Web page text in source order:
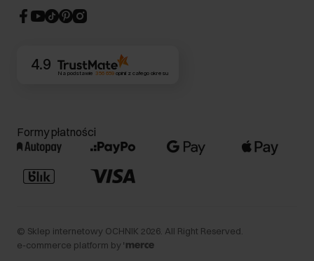
CSR
4.9
Na podstawie 356 659opinii z całego okresu
Formy płatności
© Sklep internetowy OCHNIK 2026 . All Right Reserved.
e-commerce platform by